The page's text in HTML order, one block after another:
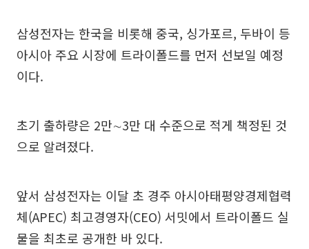
삼성전자는 한국을 비롯해 중국, 싱가포르, 두바이 등
아시아 주요 시장에 트라이폴드를 먼저 선보일 예정
이다.
초기 출하량은 2만∼3만 대 수준으로 적게 책정된 것
으로 알려졌다.
앞서 삼성전자는 이달 초 경주 아시아태평양경제협력
체(APEC) 최고경영자(CEO) 서밋에서 트라이폴드 실
물을 최초로 공개한 바 있다.